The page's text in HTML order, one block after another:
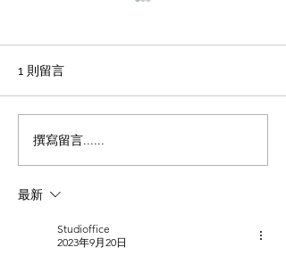
office裝修輕磚的主要功能
1、重量輕：絕對乾容重500-
土的1/4，粘土磚的1/3，空心
磚的1/2。它類似於木頭，可
的綜合成本。 2、耐火性：耐
材料。...
1 則留言
撰寫留言......
最新
Studioffice
2023年9月20日